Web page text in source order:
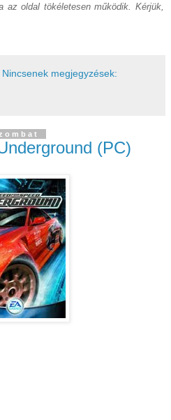
az oldal tökéletesen működik. Kérjük,
Nincsenek megjegyzések:
(PC)